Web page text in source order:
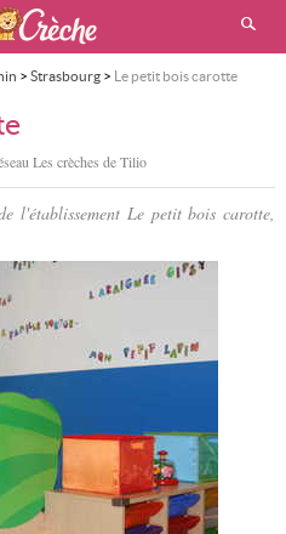
> Strasbourg> Le petit bois carotte
Les crèches de Tilio
l'établissement Le petit bois carotte,